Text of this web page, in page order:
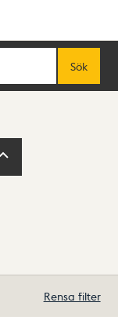
Sök
Rensa filter